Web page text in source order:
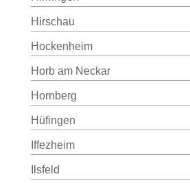
Hirschau
Hockenheim
Horb am Neckar
Hornberg
Hüfingen
Iffezheim
Ilsfeld